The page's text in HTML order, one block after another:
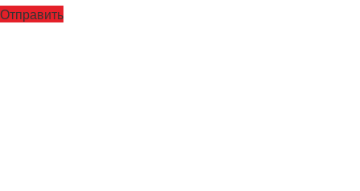
Отправить